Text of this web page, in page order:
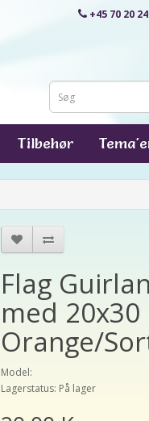
+45 70 20
Tilbehør
Flag
med 20x30
Orange/
Model:
Lagerstatus: På lager